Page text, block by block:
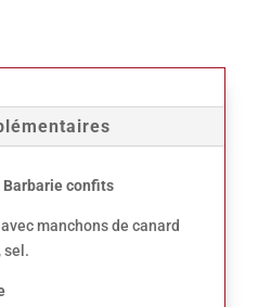
Barbarie confits
manchons de canard
sel.